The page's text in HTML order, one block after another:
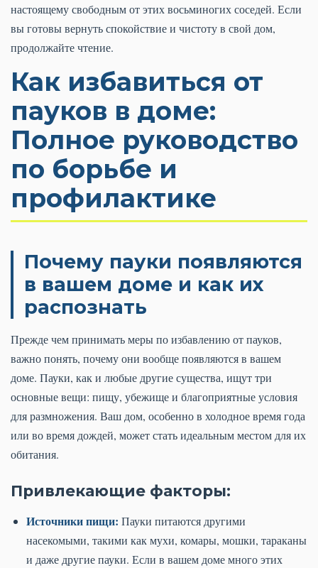
настоящему свободным от этих восьминогих соседей. Если
вы готовы вернуть спокойствие и чистоту в свой дом,
продолжайте чтение.
Как избавиться от
пауков в доме:
Полное руководство
по борьбе и
профилактике
Почему пауки появляются
в вашем доме и как их
распознать
Прежде чем принимать меры по избавлению от пауков,
важно понять, почему они вообще появляются в вашем
доме. Пауки, как и любые другие существа, ищут три
основные вещи: пищу, убежище и благоприятные условия
для размножения. Ваш дом, особенно в холодное время года
или во время дождей, может стать идеальным местом для их
обитания.
Привлекающие факторы:
Источники пищи: Пауки питаются другими
насекомыми, такими как мухи, комары, мошки, тараканы
и даже другие пауки. Если в вашем доме много этих